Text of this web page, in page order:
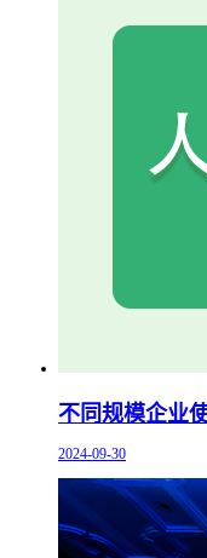
不同规模企业
2024-09-30